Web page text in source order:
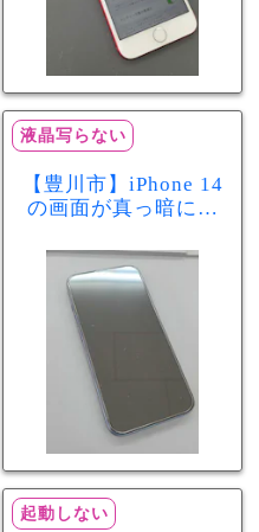
液晶写らない
【豊川市】iPhone 14
の画面が真っ暗に…
修理！データそのま
まで復旧しました
起動しない